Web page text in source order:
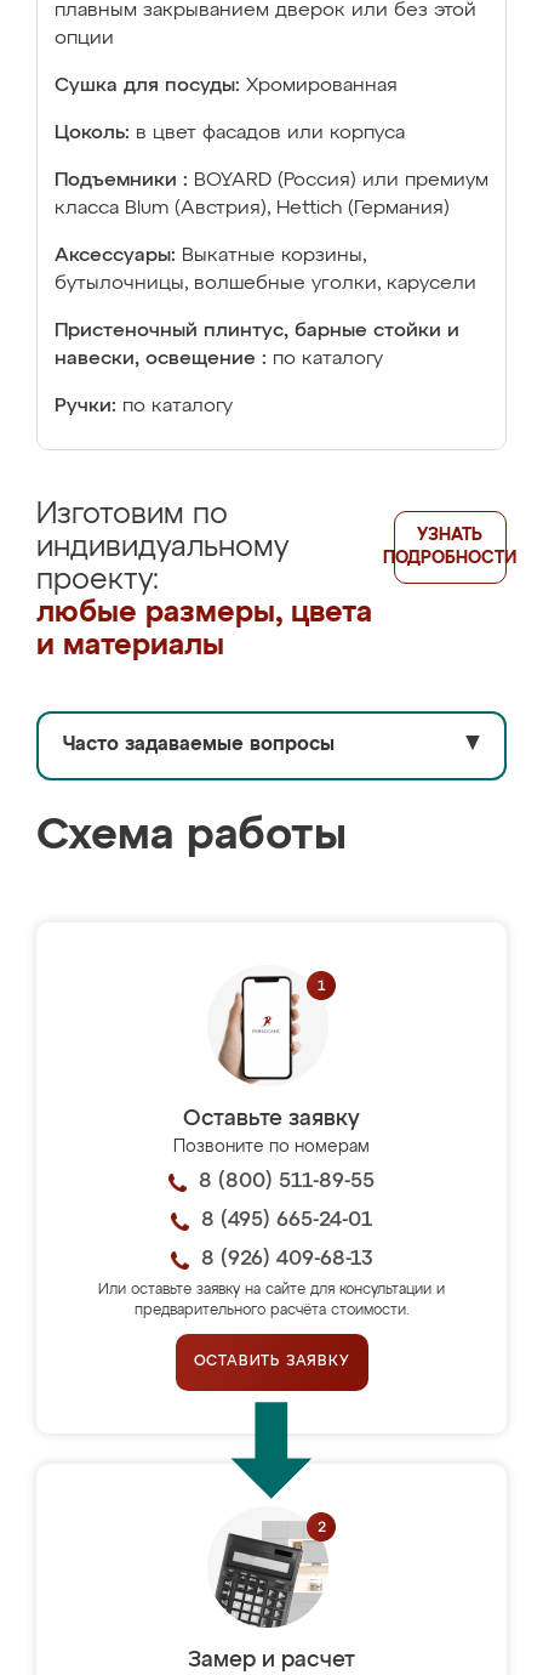
плавным закрыванием дверок или без этой
опции
Сушка для посуды: Хромированная
Цоколь: в цвет фасадов или корпуса
Подъемники : BOYARD (Россия) или премиум
класса Blum (Австрия), Hettich (Германия)
Аксессуары: Выкатные корзины,
бутылочницы, волшебные уголки, карусели
Пристеночный плинтус, барные стойки и
навески, освещение : по каталогу
Ручки: по каталогу
Изготовим по
индивидуальному
проекту:
любые размеры, цвета
и материалы
УЗНАТЬ
ПОДРОБНОСТИ
Часто задаваемые вопросы ▼
Схема работы
Оставьте заявку
Позвоните по номерам
8 (800) 511-89-55
8 (495) 665-24-01
8 (926) 409-68-13
Или оставьте заявку на сайте для консультации и
предварительного расчёта стоимости.
ОСТАВИТЬ ЗАЯВКУ
Замер и расчет